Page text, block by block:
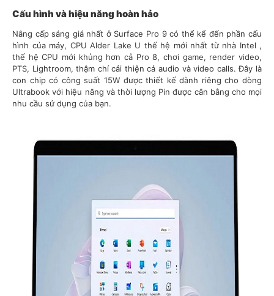
Cấu hình và hiệu năng hoàn hảo
Nâng cấp sáng giá nhất ở Surface Pro 9 có thể kể đến phần cấu
hình của máy, CPU Alder Lake U thế hệ mới nhất từ nhà Intel ,
thế hệ CPU mới khủng hơn cả Pro 8, chơi game, render video,
PTS, Lightroom, thậm chí cải thiện cả audio và video calls. Đây là
con chip có công suất 15W được thiết kế dành riêng cho dòng
Ultrabook với hiệu năng và thời lượng Pin được cân bằng cho mọi
nhu cầu sử dụng của bạn.